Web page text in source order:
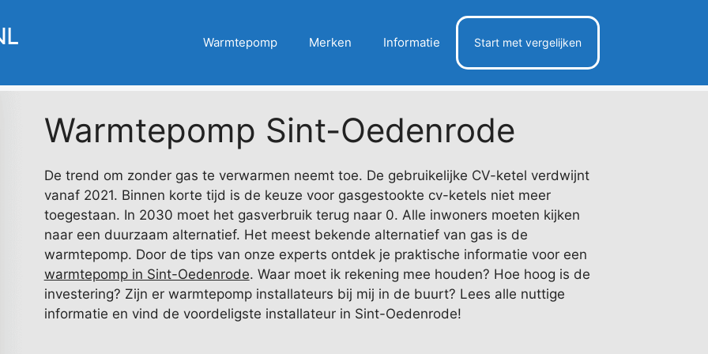
Warmtepomp Merken Informatie Start met vergelijken
Warmtepomp Sint-Oedenrode
De trend om zonder gas te verwarmen neemt toe. De gebruikelijke CV-ketel verdwijnt
vanaf 2021. Binnen korte tijd is de keuze voor gasgestookte cv-ketels niet meer
toegestaan. In 2030 moet het gasverbruik terug naar 0. Alle inwoners moeten kijken
naar een duurzaam alternatief. Het meest bekende alternatief van gas is de
warmtepomp. Door de tips van onze experts ontdek je praktische informatie voor een
warmtepomp in Sint-Oedenrode. Waar moet ik rekening mee houden? Hoe hoog is de
investering? Zijn er warmtepomp installateurs bij mij in de buurt? Lees alle nuttige
informatie en vind de voordeligste installateur in Sint-Oedenrode!